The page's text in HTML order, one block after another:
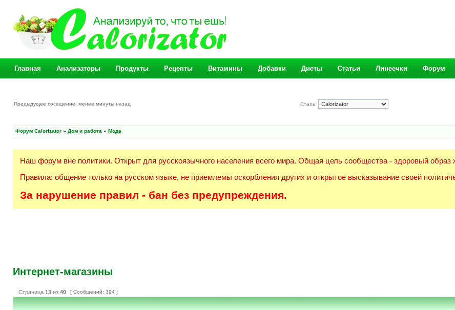
Главная Анализаторы Продукты Рецепты Витамины Добавки Диеты Статьи Линеечки Форум
Предыдущее посещение: менее минуты назад Стиль:
Форум Calorizator » Дом и работа » Мода
Наш форум вне политики. Открыт для русскоязычного населения всего мира. Общая цель сообщества - здоровый образ
Правила: общение только на русском языке, не приемлемы оскорбления других и открытое высказывание своей
За нарушение правил - бан без предупреждения.
Интернет-магазины
Страница 13 из 40 [ Сообщений: 394 ]